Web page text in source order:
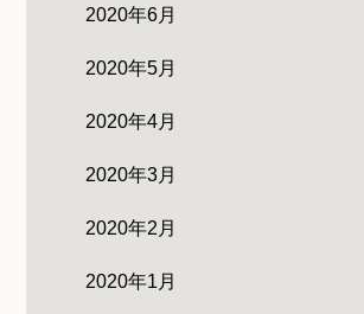
2020年6月
2020年5月
2020年4月
2020年3月
2020年2月
2020年1月